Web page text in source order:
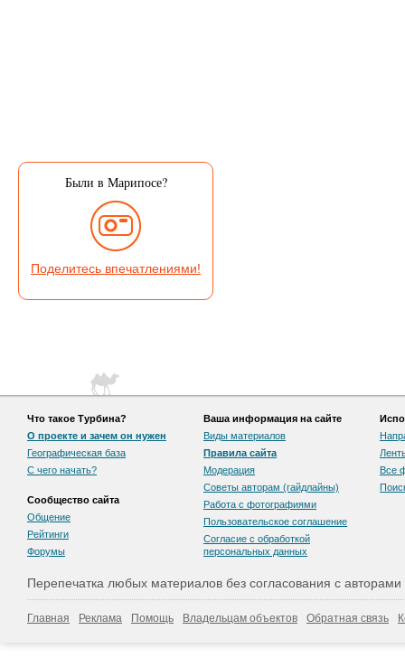
Были в Марипосе?
Поделитесь впечатлениями!
Что такое Турбина?
О проекте и зачем он нужен
Географическая база
С чего начать?
Сообщество сайта
Общение
Рейтинги
Форумы
Ваша информация на сайте
Виды материалов
Правила сайта
Модерация
Советы авторам (гайдлайны)
Работа с фотографиями
Пользовательскоe соглашение
Согласие с обработкой
персональных данных
Все
Перепечатка любых материалов без согласования с
Главная Реклама Помощь Владельцам объектов Обратная связь